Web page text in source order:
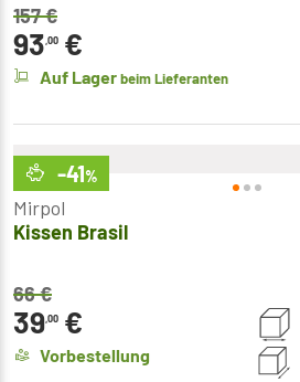
157€
93,00 €
Auf Lagerbeim Lieferanten
-41%
Mirpol
Kissen Brasil
66€
39,00 €
Vorbestellung